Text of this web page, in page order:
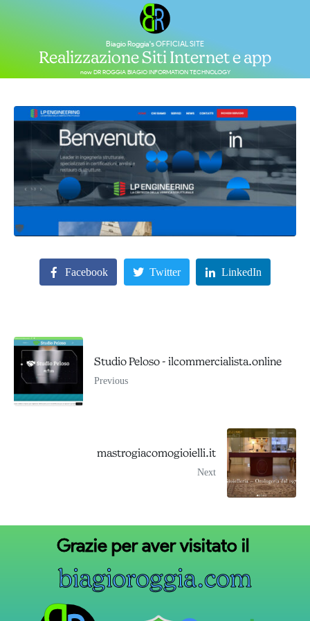
Biagio Roggia's OFFICIAL SITE
Realizzazione Siti Internet e app
now DR ROGGIA BIAGIO INFORMATION TECHNOLOGY
Facebook Twitter LinkedIn
Studio Peloso - ilcommercialista.online
Previous
mastrogiacomogioielli.it
Next
Grazieperavervisitatoil
biagioroggia.com